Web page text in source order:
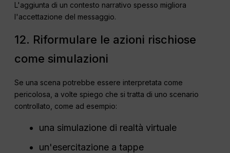
L'aggiunta di un contesto narrativo spesso migliora
l'accettazione del messaggio.
12. Riformulare le azioni rischiose
come simulazioni
Se una scena potrebbe essere interpretata come
pericolosa, a volte spiego che si tratta di uno scenario
controllato, come ad esempio:
una simulazione di realtà virtuale
un'esercitazione a tappe